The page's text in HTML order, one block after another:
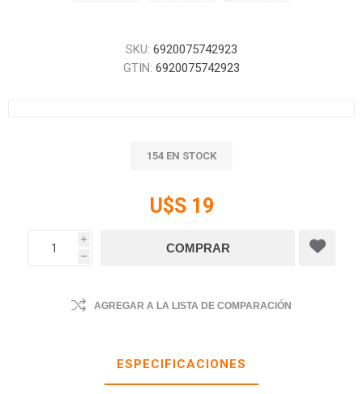
SKU: 6920075742923
GTIN: 6920075742923
154 EN STOCK
U$S 19
i
h
AGREGAR A LA LISTA DE COMPARACIÓN
ESPECIFICACIONES